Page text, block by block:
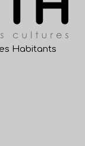
Habitants